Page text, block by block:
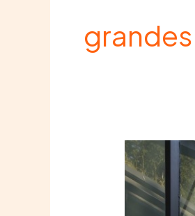
grandes
Baies
vitrées
isolation
thermique